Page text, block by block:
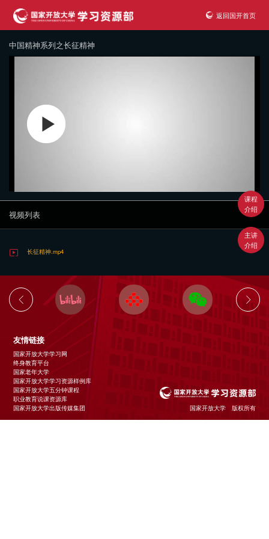
返回国开首页
课程
介绍
主讲
介绍
中国精神系列之长征精神
视频列表
长征精神.mp4
友情链接
国家开放大学学习网
终身教育平台
国家老年大学
国家开放大学学习资源样例库
国家开放大学五分钟课程
职业教育说课资源库
国家开放大学出版传媒集团
国家开放大学 版权所有